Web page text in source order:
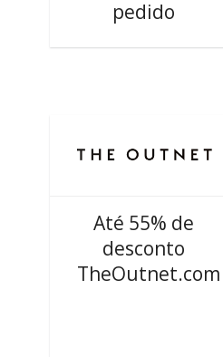
pedido
Até 55% de
desconto
TheOutnet.com